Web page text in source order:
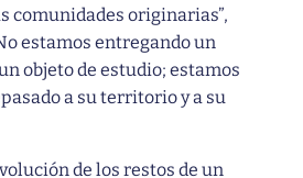
comunidades originarias”,
estamos entregando un
objeto de estudio; estamos
a su territorio y a su
de los restos de un